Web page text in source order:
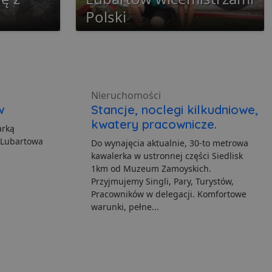
Polski
Nieruchomości
Stancje, noclegi kilkudniowe,
kwatery pracownicze.
Do wynajęcia aktualnie, 30-to metrowa
kawalerka w ustronnej części Siedlisk
1km od Muzeum Zamoyskich.
Przyjmujemy Singli, Pary, Turystów,
Pracowników w delegacji. Komfortowe
warunki, pełne...
użytkownika i
interakcji z witryną.
na różne
że ich
sesjach.